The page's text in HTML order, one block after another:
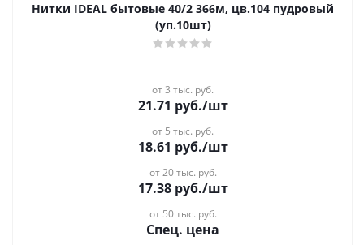
Нитки IDEAL бытовые 40/2 366м, цв.104 пудровый
(уп.10шт)
от 3 тыс. руб.
21.71 руб./шт
от 5 тыс. руб.
18.61 руб./шт
от 20 тыс. руб.
17.38руб./шт
от 50 тыс. руб.
Спец. цена